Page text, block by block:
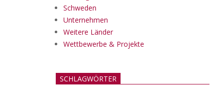
Schweden
Unternehmen
Weitere Länder
Wettbewerbe & Projekte
SCHLAGWÖRTER